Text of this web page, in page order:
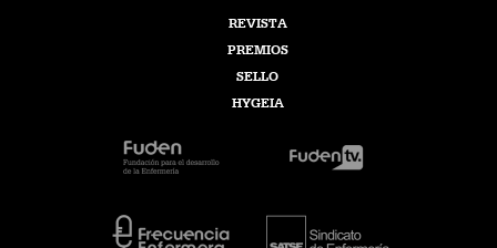
REVISTA
PREMIOS
SELLO
HYGEIA